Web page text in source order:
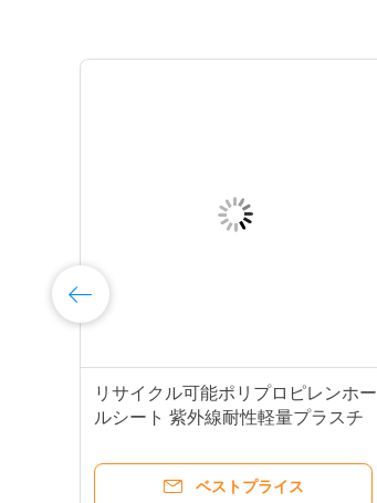
リサイクル可能ポリプロピレンホー
ルシート 紫外線耐性軽量プラスチ
ベストプライス